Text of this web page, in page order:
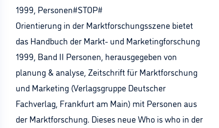
1999, Personen#STOP#
Orientierung in der Marktforschungsszene bietet
das Handbuch der Markt- und Marketingforschung
1999, Band II Personen, herausgegeben von
planung & analyse, Zeitschrift für Marktforschung
und Marketing (Verlagsgruppe Deutscher
Fachverlag, Frankfurt am Main) mit Personen aus
der Marktforschung. Dieses neue Who is who in der